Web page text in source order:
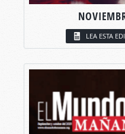
LEA ESTA